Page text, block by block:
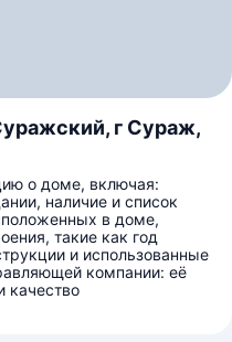
г Сураж,
о доме, включая:
наличие и список
в доме,
такие как год
и использованные
компании: её
качество